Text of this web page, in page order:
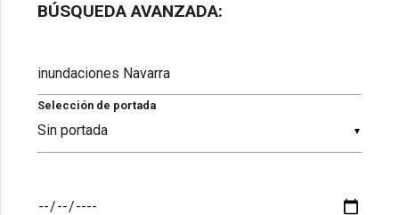
BÚSQUEDA AVANZADA:
▼
Selección de portada